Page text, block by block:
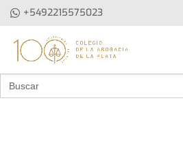
+5492215575023
Buscar: